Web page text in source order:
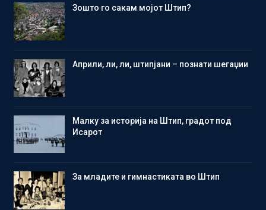
Зошто го сакам мојот Штип?
Aприли, ли, ли, штипјани – познати шегаџии
Малку за историја на Штип, градот под
Исарот
Зa младите и гимнастиката во Штип